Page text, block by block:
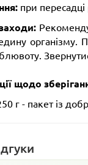
при пересадці
організму.
щодо
г - пакет із